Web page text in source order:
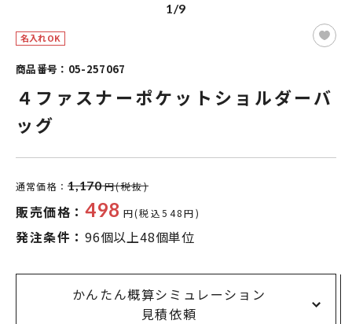
1/9
名入れOK
商品番号：05-257067
４ファスナーポケットショルダーバ
ッグ
通常価格： 1,170円(税抜)
販売価格： 498 円(税込548円)
発注条件： 96個以上48個単位
かんたん概算シミュレーション
見積依頼